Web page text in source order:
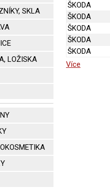
SKLA
LOŽISKA
ŠKODA
ŠKODA
ŠKODA
ŠKODA
ŠKODA
Více